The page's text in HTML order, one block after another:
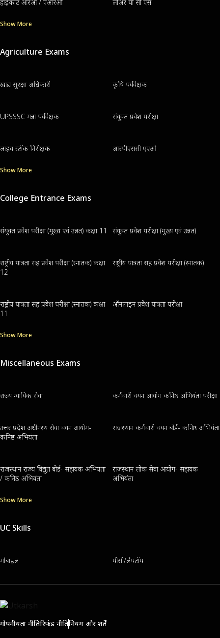
हाईकोर्ट आरओ / एआरओ लोअर पी सी एस
Show More
Agriculture Exams
खाद्य सुरक्षा अधिकारी कृषि पर्यवेक्षक
UPSSSC गन्ना पर्यवेक्षक संयुक्त प्रवेश परीक्षा
लाइव स्टॉक निरीक्षक आरपीएससी एएओ
Show More
College Entrance Exams
संयुक्त प्रवेश परीक्षा (मुख्य एवं उन्नत) कक्षा 11 संयुक्त प्रवेश परीक्षा (मुख्य एवं उन्नत)
राष्ट्रीय पात्रता सह प्रवेश परीक्षा (स्नातक) कक्षा
12
राष्ट्रीय पात्रता सह प्रवेश परीक्षा (स्नातक)
राष्ट्रीय पात्रता सह प्रवेश परीक्षा (स्नातक) कक्षा
11
ऑनलाइन प्रवेश पात्रता परीक्षा
Show More
Miscellaneous Exams
राज्य न्यायिक सेवा कर्मचारी चयन आयोग कनिष्ठ अभियंता परीक्षा
उत्तर प्रदेश अधीनस्थ सेवा चयन आयोग-
कनिष्ठ अभियंता
राजस्थान कर्मचारी चयन बोर्ड- कनिष्ठ अभियंता
राजस्थान राज्य विद्युत बोर्ड- सहायक अभियंता
/ कनिष्ठ अभियंता
राजस्थान लोक सेवा आयोग- सहायक
अभियंता
Show More
UC Skills
मोबाइल पीसी/लैपटॉप
गोपनीयता नीतिरिफंड नीतिनियम और शर्तें